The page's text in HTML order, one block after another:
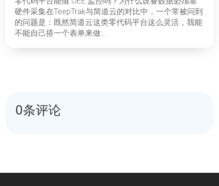
硬件采集在TeepTrak与简道云的对比中，一个常被问到
的问题是：既然简道云这类零代码平台这么灵活，我能
不能自己搭一个表单来做...
0条评论